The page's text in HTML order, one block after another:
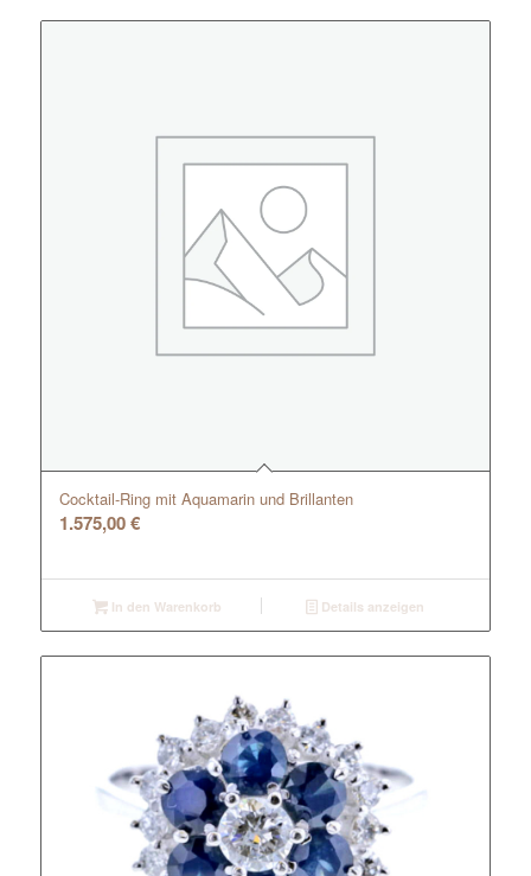
Cocktail-Ring mit Aquamarin und Brillanten
1.575,00€
In den Warenkorb Details anzeigen